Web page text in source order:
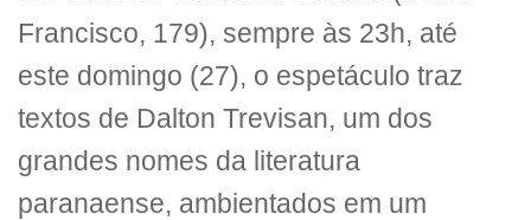
Francisco, 179), sempre às 23h, até
este domingo (27), o espetáculo traz
textos de Dalton Trevisan, um dos
grandes nomes da literatura
paranaense, ambientados em um